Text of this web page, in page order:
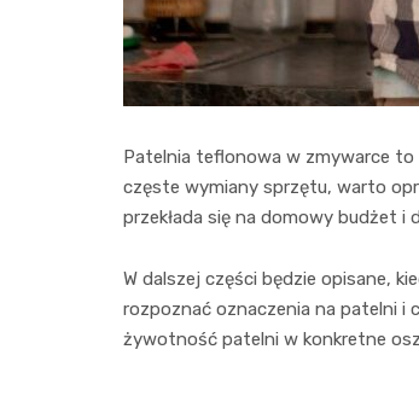
Patelnia teflonowa w zmywarce to
częste wymiany sprzętu, warto
przekłada się na domowy budżet i
W dalszej części będzie opisane,
rozpoznać oznaczenia na patelni i
żywotność patelni w konkretne